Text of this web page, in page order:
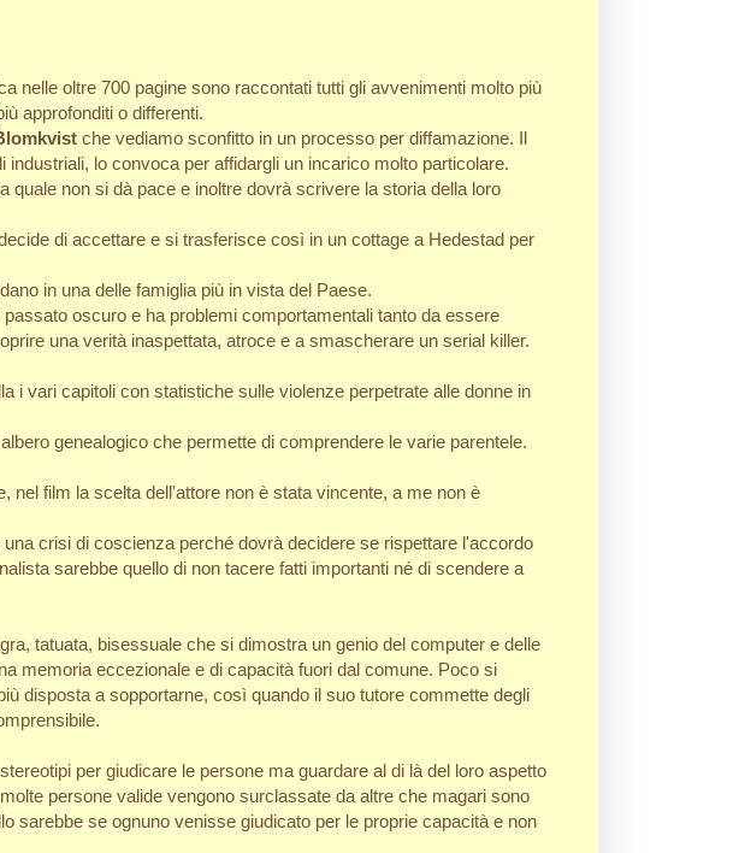
nelle oltre 700 pagine sono raccontati tutti gli avvenimenti molto più
approfonditi o differenti.
che vediamo sconfitto in un processo per diffamazione. Il
industriali, lo convoca per affidargli un incarico molto particolare.
quale non si dà pace e inoltre dovrà scrivere la storia della loro
di accettare e si trasferisce così in un cottage a Hedestad per
in una delle famiglia più in vista del Paese.
oscuro e ha problemi comportamentali tanto da essere
una verità inaspettata, atroce e a smascherare un serial killer.
i vari capitoli con statistiche sulle violenze perpetrate alle donne in
genealogico che permette di comprendere le varie parentele.
nel film la scelta dell'attore non è stata vincente, a me non è
crisi di coscienza perché dovrà decidere se rispettare l'accordo
sarebbe quello di non tacere fatti importanti né di scendere a
tatuata, bisessuale che si dimostra un genio del computer e delle
memoria eccezionale e di capacità fuori dal comune. Poco si
disposta a sopportarne, così quando il suo tutore commette degli
per giudicare le persone ma guardare al di là del loro aspetto
persone valide vengono surclassate da altre che magari sono
sarebbe se ognuno venisse giudicato per le proprie capacità e non